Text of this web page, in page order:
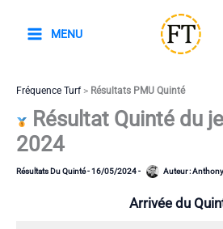
MENU
Fréquence Turf> Résultats PMU Quinté
Résultat Quinté du
2024
Résultats Du Quinté-16/05/2024- Auteur :
Arrivée du